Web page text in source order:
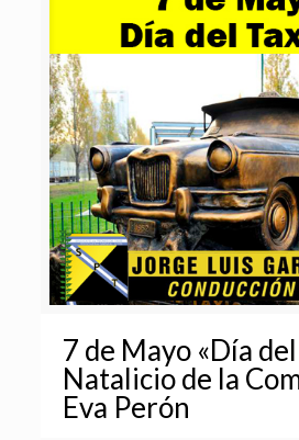
7 de Mayo «Día
Natalicio de la
Eva Perón